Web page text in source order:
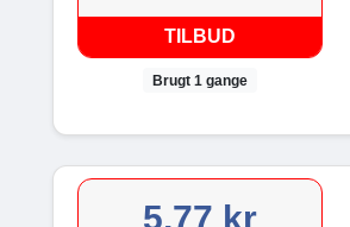
TILBUD
Brugt 1 gange
5,77 kr